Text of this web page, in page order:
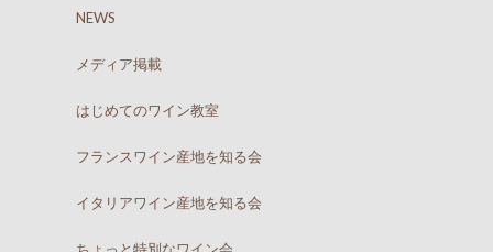
NEWS
メディア掲載
はじめてのワイン教室
フランスワイン産地を知る会
イタリアワイン産地を知る会